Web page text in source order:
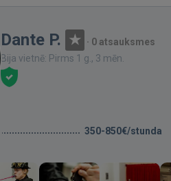
Dante P. · 0 atsauksmes
Bija vietnē: Pirms 1 g., 3 mēn.
350-850€/stunda